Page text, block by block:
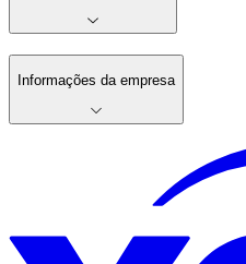
Informações da empresa